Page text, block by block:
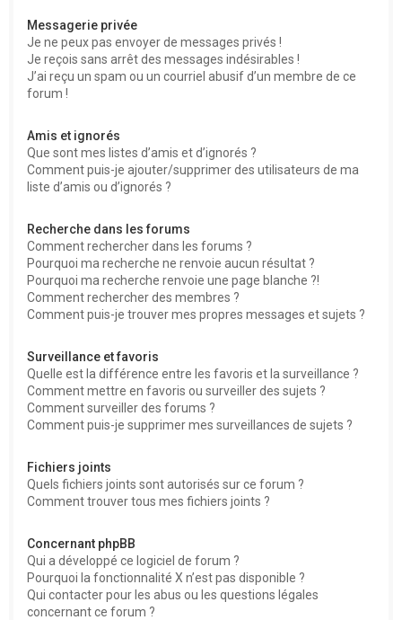
Messagerie privée
Je ne peux pas envoyer de messages privés !
Je reçois sans arrêt des messages indésirables !
J’ai reçu un spam ou un courriel abusif d’un membre de ce
forum !
Amis et ignorés
Que sont mes listes d’amis et d’ignorés ?
Comment puis-je ajouter/supprimer des utilisateurs de ma
liste d’amis ou d’ignorés ?
Recherche dans les forums
Comment rechercher dans les forums ?
Pourquoi ma recherche ne renvoie aucun résultat ?
Pourquoi ma recherche renvoie une page blanche ?!
Comment rechercher des membres ?
Comment puis-je trouver mes propres messages et sujets ?
Surveillance et favoris
Quelle est la différence entre les favoris et la surveillance ?
Comment mettre en favoris ou surveiller des sujets ?
Comment surveiller des forums ?
Comment puis-je supprimer mes surveillances de sujets ?
Fichiers joints
Quels fichiers joints sont autorisés sur ce forum ?
Comment trouver tous mes fichiers joints ?
Concernant phpBB
Qui a développé ce logiciel de forum ?
Pourquoi la fonctionnalité X n’est pas disponible ?
Qui contacter pour les abus ou les questions légales
concernant ce forum ?